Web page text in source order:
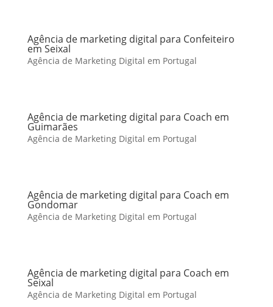
Agência de marketing digital para Confeiteiro
em Seixal
Agência de Marketing Digital em Portugal
Agência de marketing digital para Coach em
Guimarães
Agência de Marketing Digital em Portugal
Agência de marketing digital para Coach em
Gondomar
Agência de Marketing Digital em Portugal
Agência de marketing digital para Coach em
Seixal
Agência de Marketing Digital em Portugal